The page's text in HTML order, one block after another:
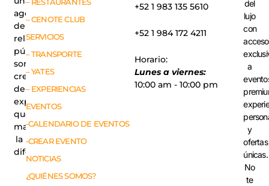
agencia
de
relaciones
públicas,
somos
creadores
de
experiencias
que
marcan
la
diferencia.
– CENOTE CLUB
SERVICIOS
– TRANSPORTE
– YATES
– EXPERIENCIAS
EVENTOS
-CALENDARIO DE EVENTOS
-CREAR EVENTO
NOTICIAS
¿QUIÉNES SOMOS?
+52 1 983 135 5610
+52 1 984 172 4211
Horario:
Lunes a viernes:
10:00 am - 10:00 pm
del
lujo
con
acceso
a
y
ofertas
únicas.
No
te